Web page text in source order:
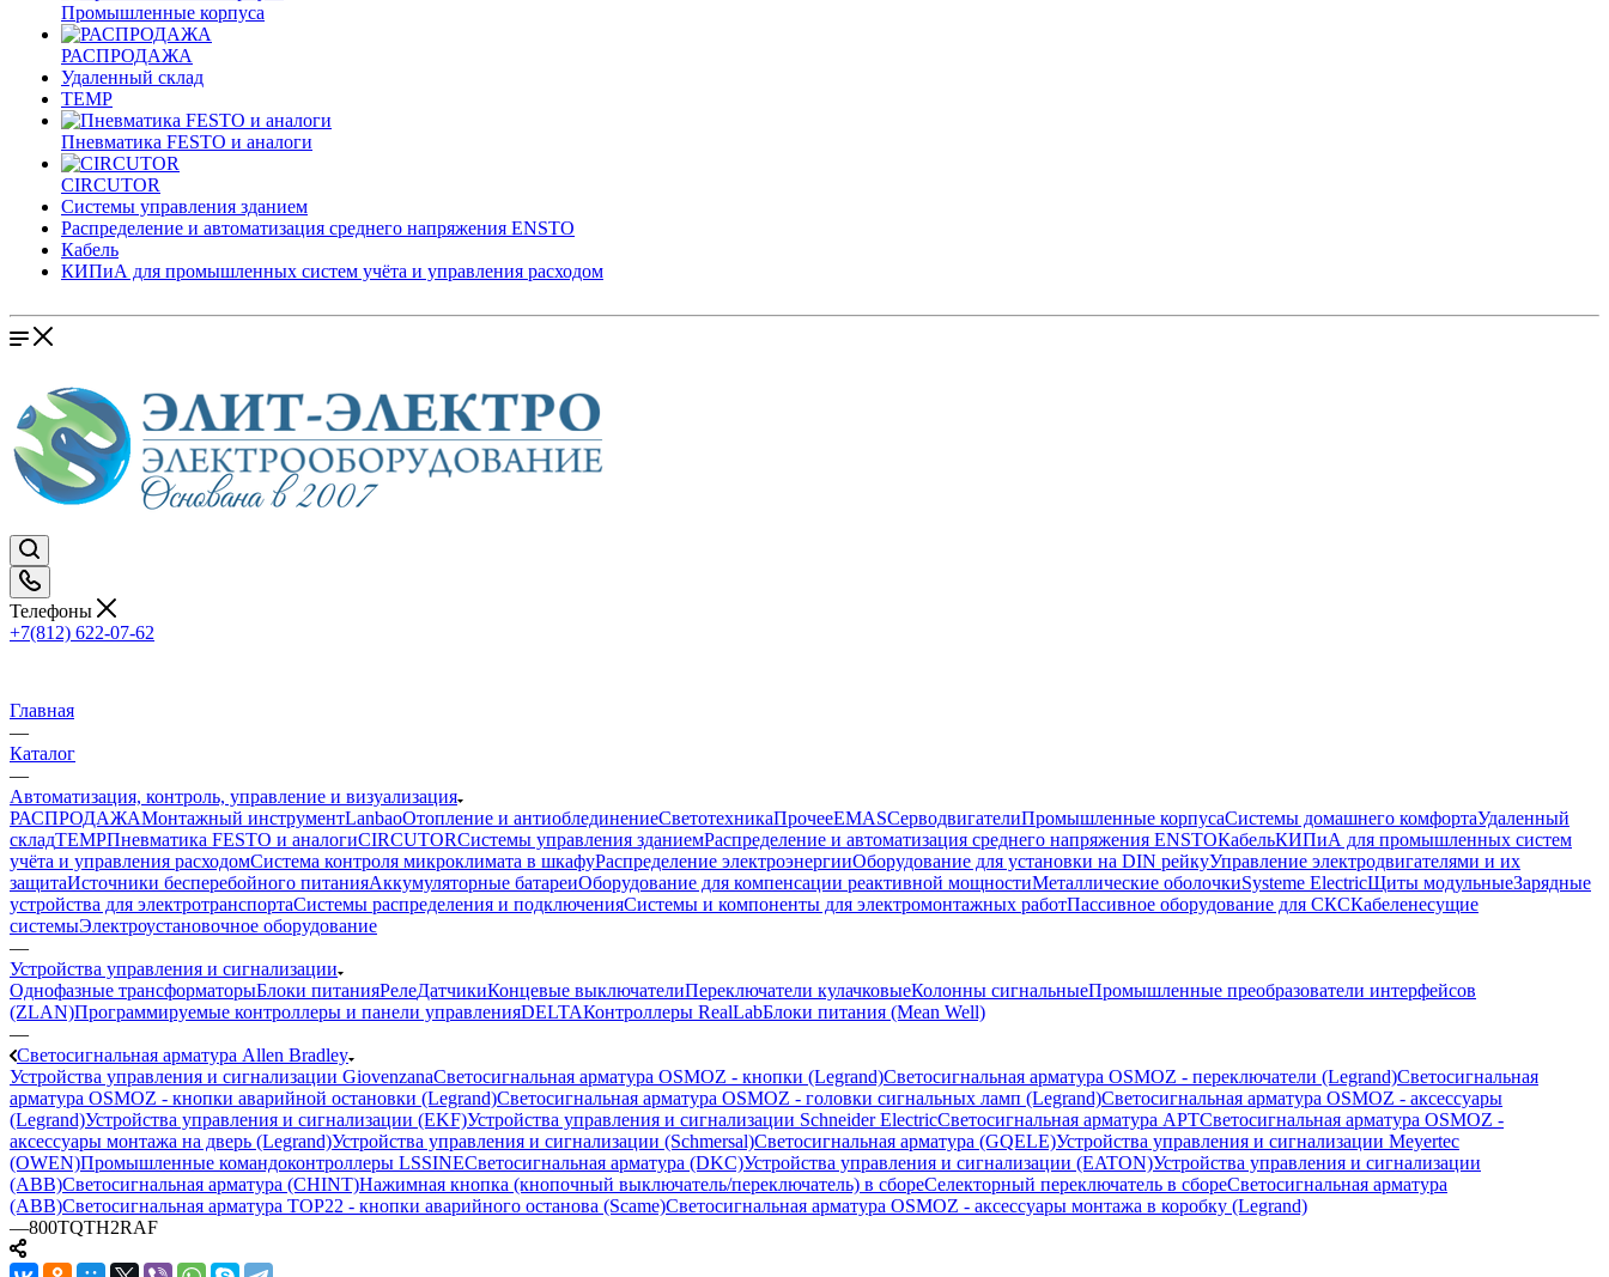
Промышленные корпуса
РАСПРОДАЖА
Удаленный склад
TEMP
Пневматика FESTO и аналоги
CIRCUTOR
Системы управления зданием
Распределение и автоматизация среднего напряжения ENSTO
Кабель
КИПиА для промышленных систем учёта и управления расходом
Телефоны
+7(812) 622-07-62
Главная
—
Каталог
—
Автоматизация, контроль, управление и визуализация
РАСПРОДАЖАМонтажный инструментLanbaoОтопление и антиоблединениеСветотехникаПрочееEMASCерводвигателиПромышленные корпусаСистемы домашнего комфортаУдаленный
складTEMPПневматика FESTO и аналогиCIRCUTORСистемы управления зданиемРаспределение и автоматизация среднего напряжения ENSTOКабельКИПиА для промышленных систем
учёта и управления расходомСистема контроля микроклимата в шкафуРаспределение электроэнергииОборудование для установки на DIN рейкуУправление электродвигателями и их
защитаИсточники бесперебойного питанияАккумуляторные батареиОборудование для компенсации реактивной мощностиМеталлические оболочкиSysteme ElectricЩиты модульныеЗарядные
устройства для электротранспортаСистемы распределения и подключенияСистемы и компоненты для электромонтажных работПассивное оборудование для СКСКабеленесущие
системыЭлектроустановочное оборудование
—
Устройства управления и сигнализации
Однофазные трансформаторыБлоки питанияРелеДатчикиКонцевые выключателиПереключатели кулачковыеКолонны сигнальныеПромышленные преобразователи интерфейсов
(ZLAN)Программируемые контроллеры и панели управленияDELTAКонтроллеры RealLabБлоки питания (Mean Well)
—
Светосигнальная арматура Allen Bradley
Устройства управления и сигнализации GiovenzanaСветосигнальная арматура OSMOZ - кнопки (Legrand)Светосигнальная арматура OSMOZ - переключатели (Legrand)Светосигнальная
арматура OSMOZ - кнопки аварийной остановки (Legrand)Светосигнальная арматура OSMOZ - головки сигнальных ламп (Legrand)Светосигнальная арматура OSMOZ - аксессуары
(Legrand)Устройства управления и сигнализации (EKF)Устройства управления и сигнализации Schneider ElectricСветосигнальная арматура APTСветосигнальная арматура OSMOZ -
аксессуары монтажа на дверь (Legrand)Устройства управления и сигнализации (Schmersal)Светосигнальная арматура (GQELE)Устройства управления и сигнализации Meyertec
(OWEN)Промышленные командоконтроллеры LSSINEСветосигнальная арматура (DKC)Устройства управления и сигнализации (EATON)Устройства управления и сигнализации
(ABB)Светосигнальная арматура (CHINT)Нажимная кнопка (кнопочный выключатель/переключатель) в сбореСелекторный переключатель в сбореСветосигнальная арматура
(ABB)Светосигнальная арматура TOP22 - кнопки аварийного останова (Scame)Светосигнальная арматура OSMOZ - аксессуары монтажа в коробку (Legrand)
—800TQTH2RAF